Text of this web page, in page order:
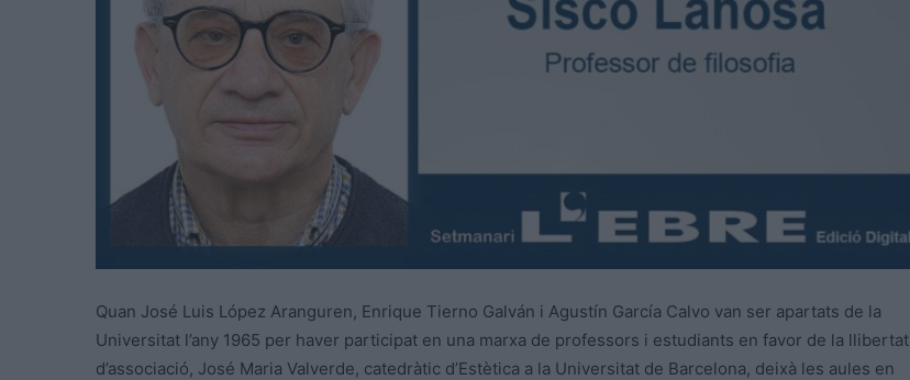
Quan José Luis López Aranguren, Enrique Tierno Galván i Agustín García Calvo van ser apartats de la
Universitat l’any 1965 per haver participat en una marxa de professors i estudiants en favor de la llibertat
d’associació, José Maria Valverde, catedràtic d’Estètica a la Universitat de Barcelona, deixà les aules en